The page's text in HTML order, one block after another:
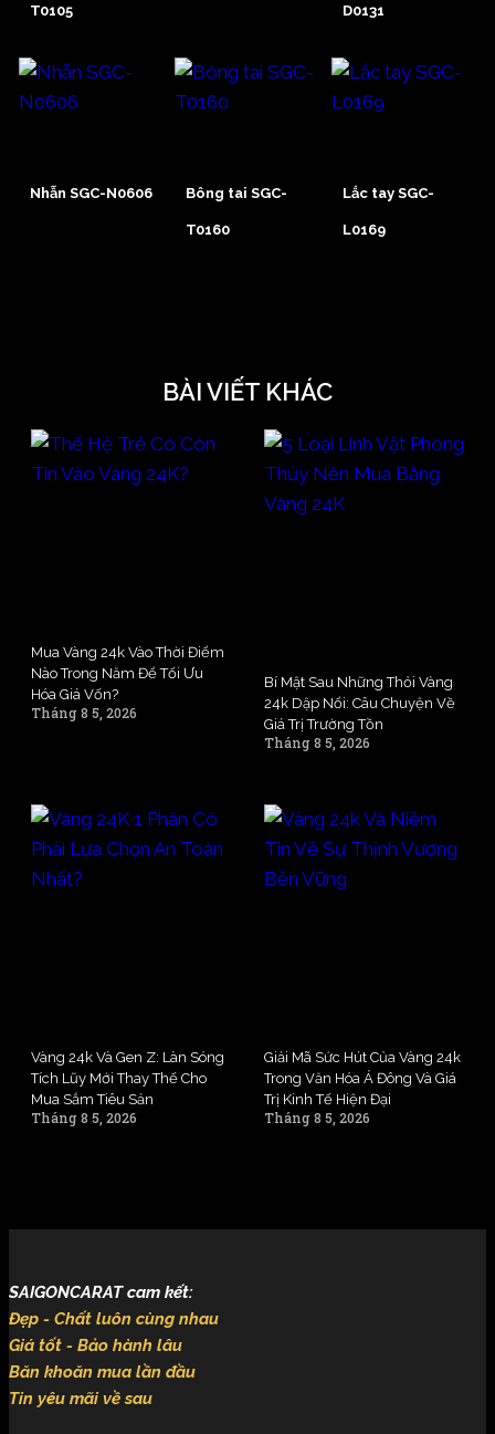
T0105 D0131
Nhẫn SGC-N0606 Bông tai SGC-
T0160
Lắc tay SGC-
L0169
BÀI VIẾT KHÁC
Mua Vàng 24k Vào Thời Điểm
Nào Trong Năm Để Tối Ưu
Hóa Giá Vốn?
Tháng 8 5, 2026
Bí Mật Sau Những Thỏi Vàng
24k Dập Nổi: Câu Chuyện Về
Giá Trị Trường Tồn
Tháng 8 5, 2026
Vàng 24k Và Gen Z: Làn Sóng
Tích Lũy Mới Thay Thế Cho
Mua Sắm Tiêu Sản
Tháng 8 5, 2026
Giải Mã Sức Hút Của Vàng 24k
Trong Văn Hóa Á Đông Và Giá
Trị Kinh Tế Hiện Đại
Tháng 8 5, 2026
SAIGONCARAT cam kết:
Đẹp - Chất luôn cùng nhau
Giá tốt - Bảo hành lâu
Băn khoăn mua lần đầu
Tin yêu mãi về sau